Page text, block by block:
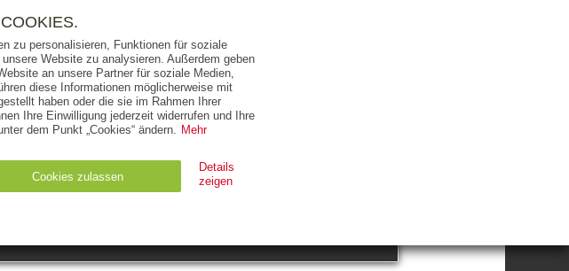
DER REIHE ZUM THEMA
VERLAG
FÜR UNTERNEHMEN
zu personalisieren, Funktionen für soziale
Website zu analysieren. Außerdem geben
an unsere Partner für soziale Medien,
diese Informationen möglicherweise mit
haben oder die sie im Rahmen Ihrer
Ihre Einwilligung jederzeit widerrufen und Ihre
dem Punkt „Cookies“ ändern. Mehr
Cookies zulassen
Details
zeigen
Ablauf
Typ